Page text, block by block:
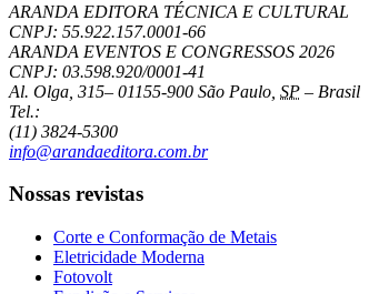
ARANDA EDITORA TÉCNICA E CULTURAL
CNPJ: 55.922.157.0001-66
ARANDA EVENTOS E CONGRESSOS 2026
CNPJ: 03.598.920/0001-41
Al. Olga, 315– 01155-900 São Paulo SP – Brasil
Tel.:
(11) 3824-5300
info@arandaeditora.com.br
Nossas revistas
Corte e Conformação de Metais
Eletricidade Moderna
Fotovolt